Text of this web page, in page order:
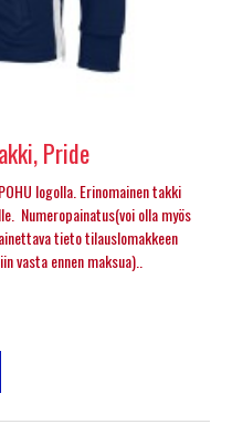
Pride
logolla. Erinomainen takki
Numeropainatus(voi olla myös
tieto tilauslomakkeen
ennen maksua)..